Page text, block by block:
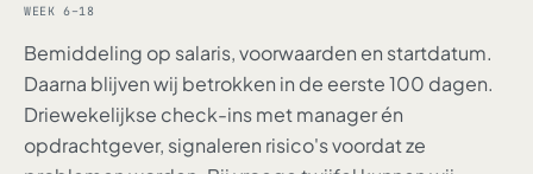
WEEK 6–18
Bemiddeling op salaris, voorwaarden en startdatum.
Daarna blijven wij betrokken in de eerste 100 dagen.
Driewekelijkse check-ins met manager én
opdrachtgever, signaleren risico's voordat ze